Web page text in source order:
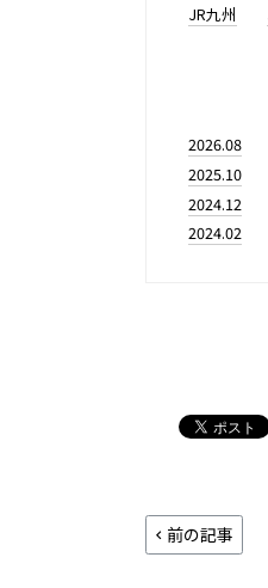
JR九州
2026.08
2025.10
2024.12
2024.02
前の記事